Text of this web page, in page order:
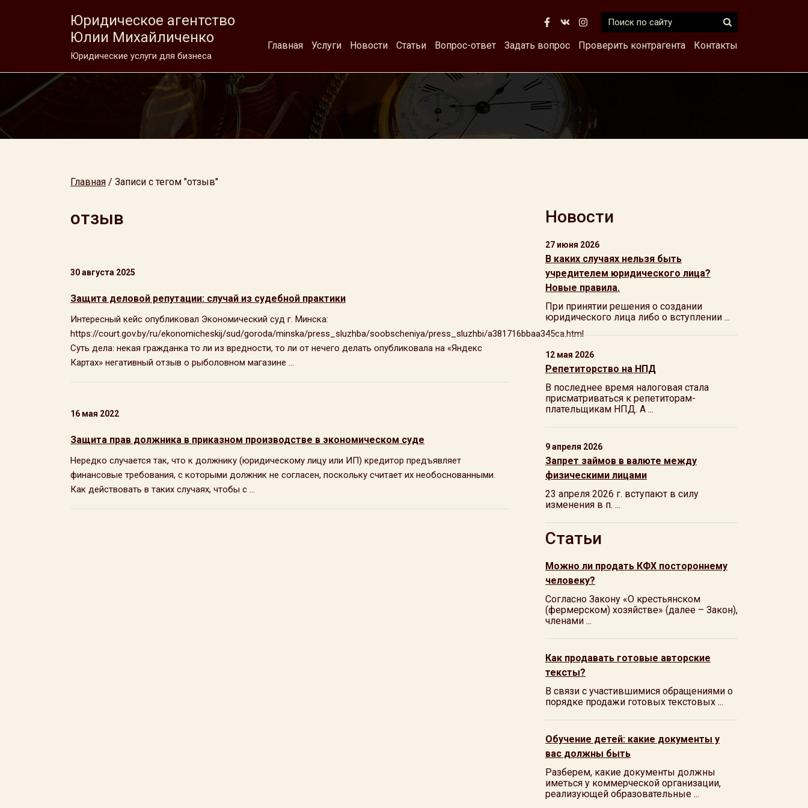
Юридическое агентство
Юлии Михайличенко
Юридические услуги для бизнеса
Главная Услуги Новости Статьи Вопрос-ответ Задать вопрос Проверить контрагента Контакты
Главная / Записи с тегом "отзыв"
отзыв
30 августа 2025
Защита деловой репутации: случай из судебной практики
Интересный кейс опубликовал Экономический суд г. Минска:
https://court.gov.by/ru/ekonomicheskij/sud/goroda/minska/press_sluzhba/soobscheniya/press_sluzhbi/a381716bbaa345ca.html
Суть дела: некая гражданка то ли из вредности, то ли от нечего делать опубликовала на «Яндекс
Картах» негативный отзыв о рыболовном магазине ...
16 мая 2022
Защита прав должника в приказном производстве в экономическом суде
Нередко случается так, что к должнику (юридическому лицу или ИП) кредитор предъявляет
финансовые требования, с которыми должник не согласен, поскольку считает их необоснованными.
Как действовать в таких случаях, чтобы с ...
Новости
27 июня 2026
В каких случаях нельзя быть
учредителем юридического лица?
Новые правила.
При принятии решения о создании
юридического лица либо о вступлении ...
12 мая 2026
Репетиторство на НПД
В последнее время налоговая стала
присматриваться к репетиторам-
плательщикам НПД. А ...
9 апреля 2026
Запрет займов в валюте между
физическими лицами
23 апреля 2026 г. вступают в силу
изменения в п. ...
Статьи
Можно ли продать КФХ постороннему
человеку?
Согласно Закону «О крестьянском
(фермерском) хозяйстве» (далее – Закон),
членами ...
Как продавать готовые авторские
тексты?
В связи с участившимися обращениями о
порядке продажи готовых текстовых ...
Обучение детей: какие документы у
вас должны быть
Разберем, какие документы должны
иметься у коммерческой организации,
реализующей образовательные ...